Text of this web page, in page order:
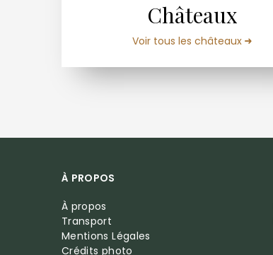
Châteaux
Voir tous les châteaux
À PROPOS
À propos
Transport
Mentions Légales
Crédits photo